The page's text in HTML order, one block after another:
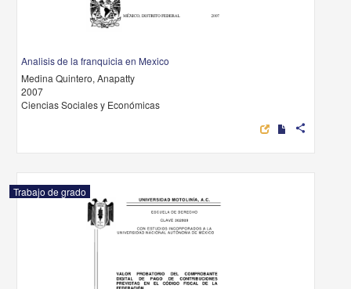
Analisis de la franquicia en Mexico
Medina Quintero, Anapatty
2007
Ciencias Sociales y Económicas
share
Trabajo de grado